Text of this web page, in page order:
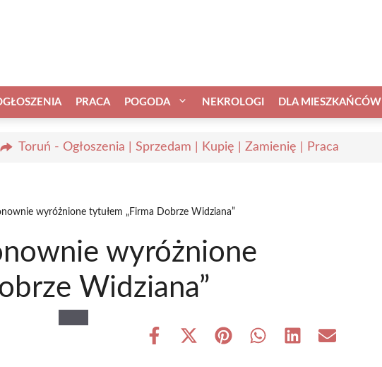
PRACA POGODA NEKROLOGI DLA MIESZKAŃCÓW
Toruń - Ogłoszenia | Sprzedam | Kupię | Zamienię | Praca
wyróżnione tytułem „Firma Dobrze Widziana”
wyróżnione
Widziana”
Share
Share Share Share Share Share